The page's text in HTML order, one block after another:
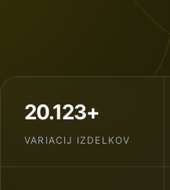
20.123+
VARIACIJ IZDELKOV